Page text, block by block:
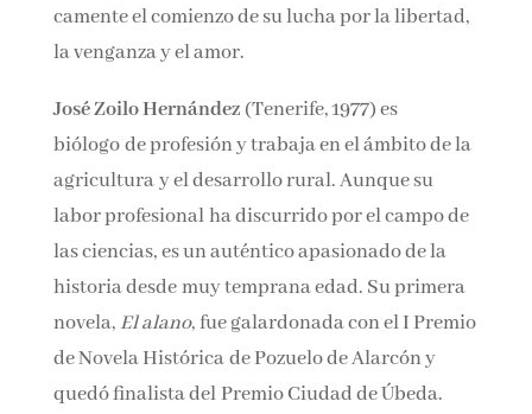
imposibles serán úni-camente el comienzo de
su lucha por la libertad, la venganza y el amor.
José Zoilo Hernández (Tenerife, 1977) es
biólogo de profesión y trabaja en el ámbito de
la agricultura y el desarrollo rural. Aunque su
labor profesional ha discurrido por el campo
de las ciencias, es un auténtico apasionado de
la historia desde muy temprana edad. Su
primera novela, El alano, fue galardonada con
el I Premio de Novela Histórica de Pozuelo de
Alarcón y quedó finalista del Premio Ciudad